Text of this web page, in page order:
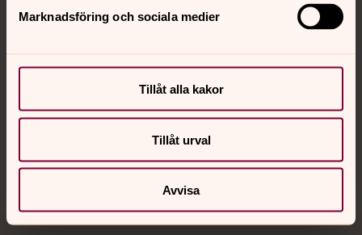
Marknadsföring och sociala medier
Tillåt alla kakor
Tillåt urval
Avvisa
Hitta snabbt
Sociala kanaler